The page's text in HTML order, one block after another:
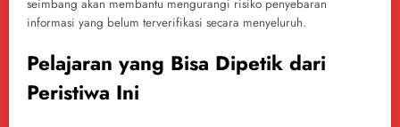
seimbang akan membantu mengurangi risiko penyebaran
informasi yang belum terverifikasi secara menyeluruh.
Pelajaran yang Bisa Dipetik dari
Peristiwa Ini